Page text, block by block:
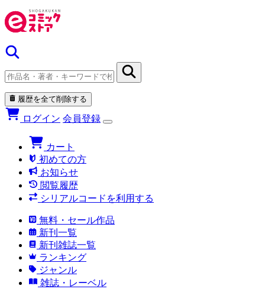
履歴を全て削除する
ログイン 会員登録
カート
初めての方
お知らせ
閲覧履歴
シリアルコードを利用する
無料・セール作品
新刊一覧
新刊雑誌一覧
ランキング
ジャンル
雑誌・レーベル